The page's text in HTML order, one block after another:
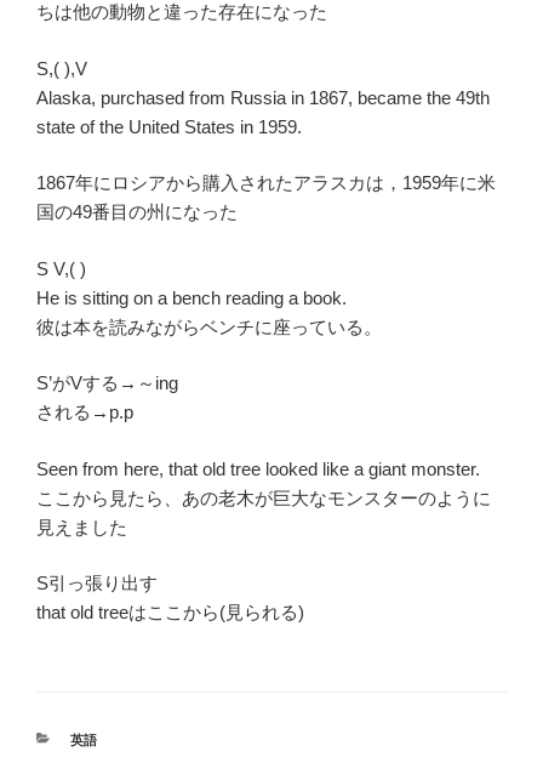
ちは他の動物と違った存在になった
S,( ),V
Alaska, purchased from Russia in 1867, became the 49th
state of the United States in 1959.
1867年にロシアから購入されたアラスカは，1959年に米
国の49番目の州になった
S V,( )
He is sitting on a bench reading a book.
彼は本を読みながらベンチに座っている。
S’がVする→～ing
される→p.p
Seen from here, that old tree looked like a giant monster.
ここから見たら、あの老木が巨大なモンスターのように
見えました
S引っ張り出す
that old treeはここから(見られる)
カ
英語